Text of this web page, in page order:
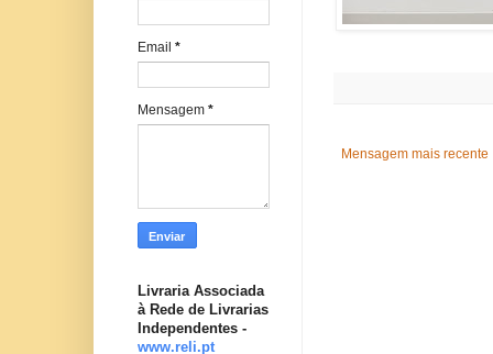
Mensagem mais recente
Email *
Mensagem *
Livraria Associada
à Rede de Livrarias
Independentes -
www.reli.pt